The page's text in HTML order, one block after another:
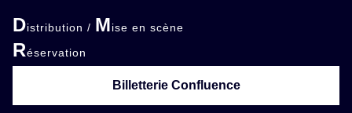
Distribution / Mise en scène
Réservation
Billetterie Confluence